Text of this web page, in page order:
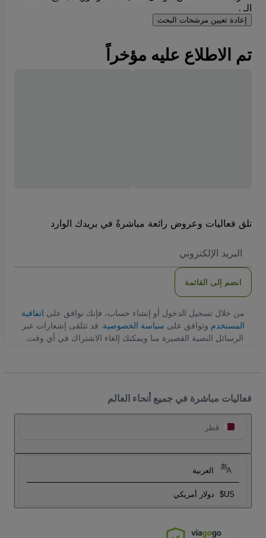
الـ .
إعادة تعيين مرشحات البحث
تم الاطلاع عليه مؤخراً
تلق فعاليات وعروض رائعة مباشرةً في بريدك الوارد
الاكتروني
انضم إلى القائمة
من خلال تسجيل الدخول أو إنشاء حساب، فإنك توافق على اتفاقية
المستخدم وتوافق على سياسة الخصوصية. قد تتلقى إشعارات عبر
الرسائل النصية القصيرة منا ويمكنك إلغاء الاشتراك في أي وقت.
فعاليات مباشرة في جميع أنحاء العالم
قطر
العربية
US$ دولار أمريكي